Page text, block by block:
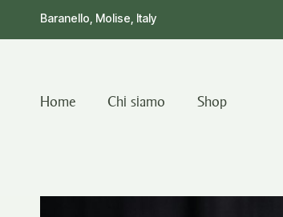
Baranello, Molise, Italy
Home Chi siamo Shop